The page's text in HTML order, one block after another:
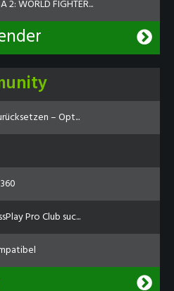
2: WORLD FIGHTER...
– Opt...
Pro Club suc...